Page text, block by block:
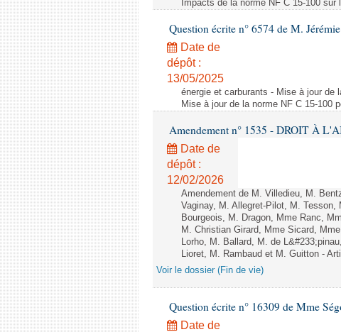
Impacts de la norme NF C 15-100
Question écrite n° 6574 de M.
Date de
dépôt :
13/05/2025
énergie et carburants - Mise à jour de
Mise à jour de la norme NF C 15-100
Amendement n° 1535 - DROIT À
Date de
dépôt :
12/02/2026
Amendement de M. Villedieu, M.
Vaginay, M. Allegret-Pilot, M.
Bourgeois, M. Dragon, Mme Ranc,
M. Christian Girard, Mme Sicard,
Lorho, M. Ballard, M. de
Lioret, M. Rambaud et M. Guitton -
Voir le dossier (Fin de vie)
Question écrite n° 16309 de Mme
Date de